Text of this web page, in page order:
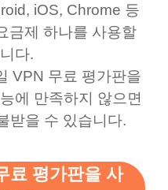
I
if
my
i
ads
iOS, Chrome 등
금제 하나를 사용할
다.
VPN 무료 평가판을
에 만족하지 않으면
받을 수 있습니다.
료 평가판을 사